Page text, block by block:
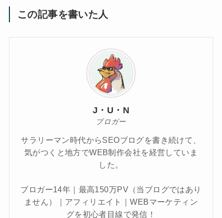
この記事を書いた人
J・U・N
ブロガー
サラリーマン時代からSEOブログを書き続けて、
気がつくと地方でWEB制作会社を経営していま
した。
ブロガー14年｜最高150万PV（当ブログではあり
ません）｜アフィリエイト｜WEBマーケティン
グを初心者目線で発信！